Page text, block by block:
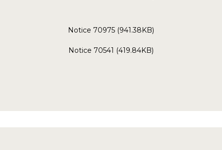
Notice 70975 (941.38KB)
Notice 70541 (419.84KB)